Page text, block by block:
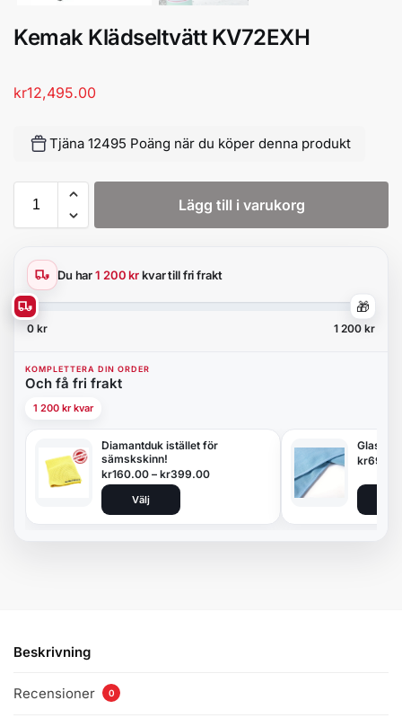
Kemak Klädseltvätt KV72EXH
kr12,495.00
Tjäna 12495 Poäng när du köper denna produkt
Lägg till i varukorg
Du har1 200 krkvar till fri frakt
🎁
0 kr 1 200 kr
KOMPLETTERA DIN ORDER
Och få fri frakt
1 200 kr kvar
Diamantduk istället för
sämskskinn!
kr160.00 – kr399.00
Välj
kr69.00
Beskrivning
Recensioner 0